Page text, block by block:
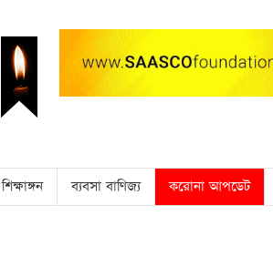
শিক্ষাঙ্গন ব্যবসা বাণিজ্য করোনা আপডেট